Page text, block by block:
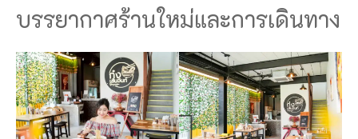
บรรยากาศร้านใหม่และการเดินทาง